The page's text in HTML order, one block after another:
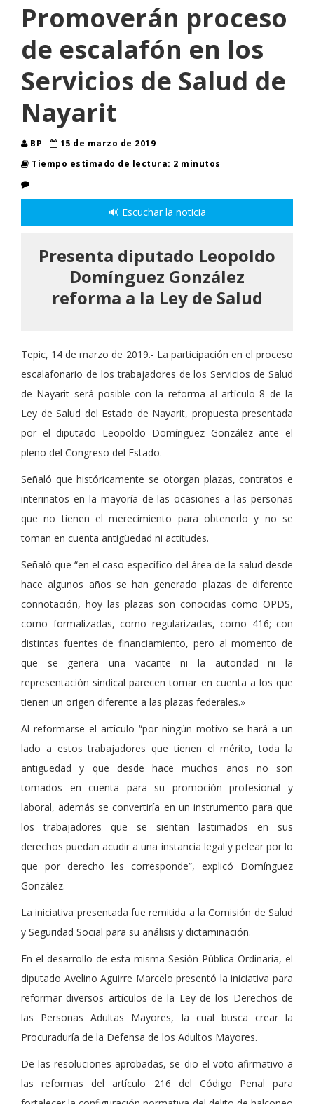
Promoverán proceso
de escalafón en los
Servicios de Salud de
Nayarit
BP
15 de marzo de 2019
Tiempo estimado de lectura: 2 minutos
🔊 Escuchar la noticia
Presenta diputado Leopoldo
Domínguez González
reforma a la Ley de Salud
Tepic, 14 de marzo de 2019.- La participación en el proceso
escalafonario de los trabajadores de los Servicios de Salud
de Nayarit será posible con la reforma al artículo 8 de la
Ley de Salud del Estado de Nayarit, propuesta presentada
por el diputado Leopoldo Domínguez González ante el
pleno del Congreso del Estado.
Señaló que históricamente se otorgan plazas, contratos e
interinatos en la mayoría de las ocasiones a las personas
que no tienen el merecimiento para obtenerlo y no se
toman en cuenta antigüedad ni actitudes.
Señaló que “en el caso específico del área de la salud desde
hace algunos años se han generado plazas de diferente
connotación, hoy las plazas son conocidas como OPDS,
como formalizadas, como regularizadas, como 416; con
distintas fuentes de financiamiento, pero al momento de
que se genera una vacante ni la autoridad ni la
representación sindical parecen tomar en cuenta a los que
tienen un origen diferente a las plazas federales.»
Al reformarse el artículo “por ningún motivo se hará a un
lado a estos trabajadores que tienen el mérito, toda la
antigüedad y que desde hace muchos años no son
tomados en cuenta para su promoción profesional y
laboral, además se convertiría en un instrumento para que
los trabajadores que se sientan lastimados en sus
derechos puedan acudir a una instancia legal y pelear por lo
que por derecho les corresponde”, explicó Domínguez
González.
La iniciativa presentada fue remitida a la Comisión de Salud
y Seguridad Social para su análisis y dictaminación.
En el desarrollo de esta misma Sesión Pública Ordinaria, el
diputado Avelino Aguirre Marcelo presentó la iniciativa para
reformar diversos artículos de la Ley de los Derechos de
las Personas Adultas Mayores, la cual busca crear la
Procuraduría de la Defensa de los Adultos Mayores.
De las resoluciones aprobadas, se dio el voto afirmativo a
las reformas del artículo 216 del Código Penal para